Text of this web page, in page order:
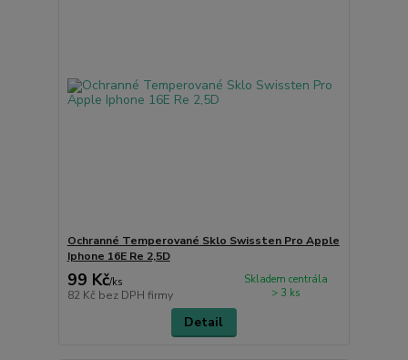
Ochranné Temperované Sklo Swissten Pro Apple
Iphone 16E Re 2,5D
99 Kč/ks
82 Kč bez DPH firmy
Skladem centrála
> 3 ks
Detail